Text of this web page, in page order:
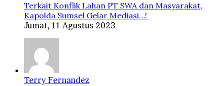
Terkait Konflik Lahan PT SWA dan Masyarakat,
Kapolda Sumsel Gelar Mediasi…!
Jumat, 11 Agustus 2023
Terry Fernandez